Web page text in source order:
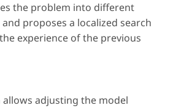
the problem into different
proposes a localized search
experience of the previous
allows adjusting the model